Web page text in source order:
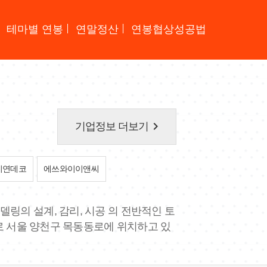
테마별 연봉 연말정산 연봉협상성공법
기업정보 더보기 keyboard_arrow_right
연데코 에쓰와이이앤씨
링의 설계, 감리, 시공 의 전반적인 토
서울 양천구 목동동로에 위치하고 있